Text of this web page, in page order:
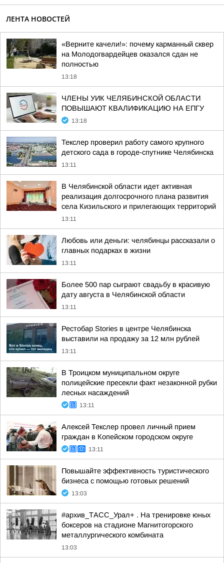
ЛЕНТА НОВОСТЕЙ
«Верните качели!»: почему карманный сквер
на Молодогвардейцев оказался сдан не
полностью
13:18
ЧЛЕНЫ УИК ЧЕЛЯБИНСКОЙ ОБЛАСТИ
ПОВЫШАЮТ КВАЛИФИКАЦИЮ НА ЕПГУ
13:18
Текслер проверил работу самого крупного
детского сада в городе-спутнике Челябинска
13:11
В Челябинской области идет активная
реализация долгосрочного плана развития
села Кизильского и прилегающих территорий
13:11
Любовь или деньги: челябинцы рассказали о
главных подарках в жизни
13:11
Более 500 пар сыграют свадьбу в красивую
дату августа в Челябинской области
13:11
Рестобар Stories в центре Челябинска
выставили на продажу за 12 млн рублей
13:11
В Троицком муниципальном округе
полицейские пресекли факт незаконной рубки
лесных насаждений
13:11
Алексей Текслер провел личный прием
граждан в Копейском городском округе
13:11
Повышайте эффективность туристического
бизнеса с помощью готовых решений
13:03
#архив_ТАСС_Урал+ . На тренировке юных
боксеров на стадионе Магнитогорского
металлургического комбината
13:03